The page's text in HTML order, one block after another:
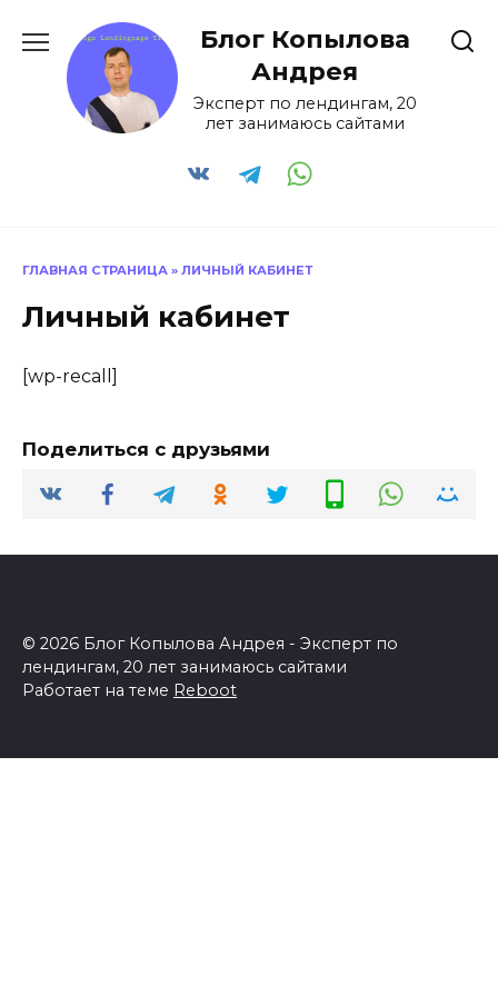
содержанию
Блог Копылова
Андрея
Эксперт по лендингам, 20
лет занимаюсь сайтами
ГЛАВНАЯ СТРАНИЦА » ЛИЧНЫЙ КАБИНЕТ
Личный кабинет
[wp-recall]
Поделиться с друзьями
© 2026 Блог Копылова Андрея - Эксперт по
лендингам, 20 лет занимаюсь сайтами
Работает на теме Reboot